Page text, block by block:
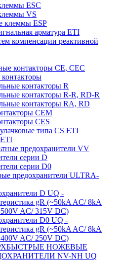
ESC
VS
клеммы ESP
арматура ETI
компенсации реактивной
контакторы CE, CEC
контакторы R
контакторы R-R, RD-R
контакторы RA, RD
CEM
CES
типа CS ETI
предохранители VV
серии D
серии D0
предохранители ULTRA-
D UQ -
gR (~50kA AC/ 8kA
AC/ 315V DC)
D0 UQ -
gR (~50kA AC/ 8kA
AC/ 250V DC)
НОЖЕВЫЕ
NV-NH UQ